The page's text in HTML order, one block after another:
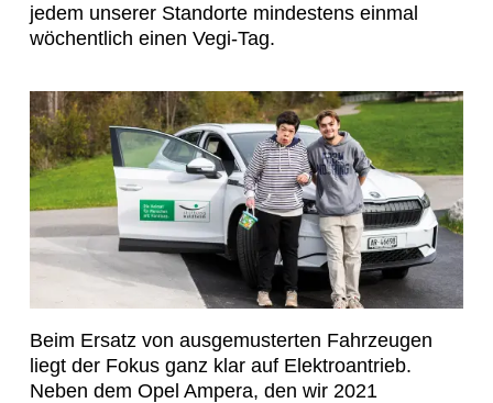
jedem unserer Standorte mindestens einmal
wöchentlich einen Vegi-Tag.
Beim Ersatz von ausgemusterten Fahrzeugen
liegt der Fokus ganz klar auf Elektroantrieb.
Neben dem Opel Ampera, den wir 2021